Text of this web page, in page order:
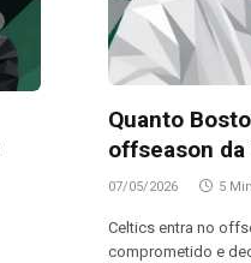
Quanto
offseason da
07/05/2026 5
Celtics entra no
comprometido e